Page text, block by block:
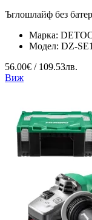
Ъглошлайф без
Марка:
Модел: DZ-
56.00€ / 109.53лв.
Виж